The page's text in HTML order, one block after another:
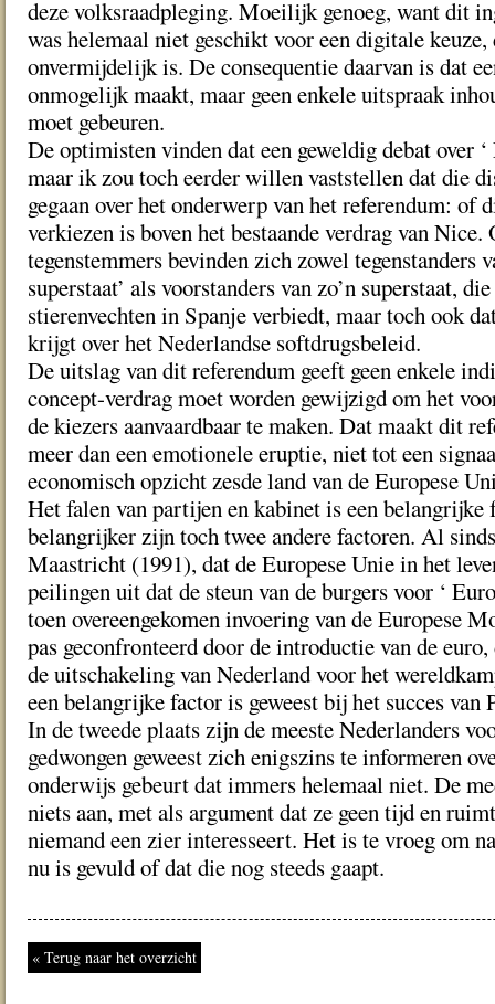
deze volksraadpleging. Moeilijk genoeg, want dit
was helemaal niet geschikt voor een digitale
onvermijdelijk is. De consequentie daarvan is dat
onmogelijk maakt, maar geen enkele uitspraak
moet gebeuren.
De optimisten vinden dat een geweldig debat over ‘
maar ik zou toch eerder willen vaststellen dat die
gegaan over het onderwerp van het referendum: of
verkiezen is boven het bestaande verdrag van Nice.
tegenstemmers bevinden zich zowel tegenstanders
superstaat’ als voorstanders van zo’n superstaat,
stierenvechten in Spanje verbiedt, maar toch ook
krijgt over het Nederlandse softdrugsbeleid.
De uitslag van dit referendum geeft geen enkele
concept-verdrag moet worden gewijzigd om het
de kiezers aanvaardbaar te maken. Dat maakt dit
meer dan een emotionele eruptie, niet tot een
economisch opzicht zesde land van de Europese
Het falen van partijen en kabinet is een belangrijke
belangrijker zijn toch twee andere factoren. Al
Maastricht (1991), dat de Europese Unie in het
peilingen uit dat de steun van de burgers voor ‘
toen overeengekomen invoering van de Europese
pas geconfronteerd door de introductie van de
de uitschakeling van Nederland voor het
een belangrijke factor is geweest bij het succes
In de tweede plaats zijn de meeste Nederlanders
gedwongen geweest zich enigszins te informeren
onderwijs gebeurt dat immers helemaal niet. De
niets aan, met als argument dat ze geen tijd en
niemand een zier interesseert. Het is te vroeg om
nu is gevuld of dat die nog steeds gaapt.
« Terug naar het overzicht